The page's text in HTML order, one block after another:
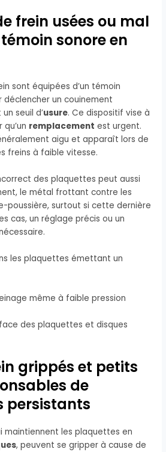
frein usées ou mal
sonore en
sont équipées d’un témoin
un couinement
seuil d’usure. Ce dispositif vise à
remplacement est urgent.
aigu et apparaît lors de
freins à faible vitesse.
des plaquettes peut aussi
le métal frottant contre les
poussière, surtout si cette dernière
cas, un réglage précis ou un
les plaquettes émettant un
même à faible pression
des plaquettes et disques
grippés et petits
de
persistants
maintiennent les plaquettes en
, peuvent se gripper à cause de